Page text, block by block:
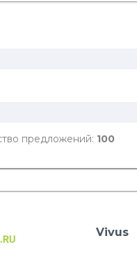
предложений: 100
Vivus